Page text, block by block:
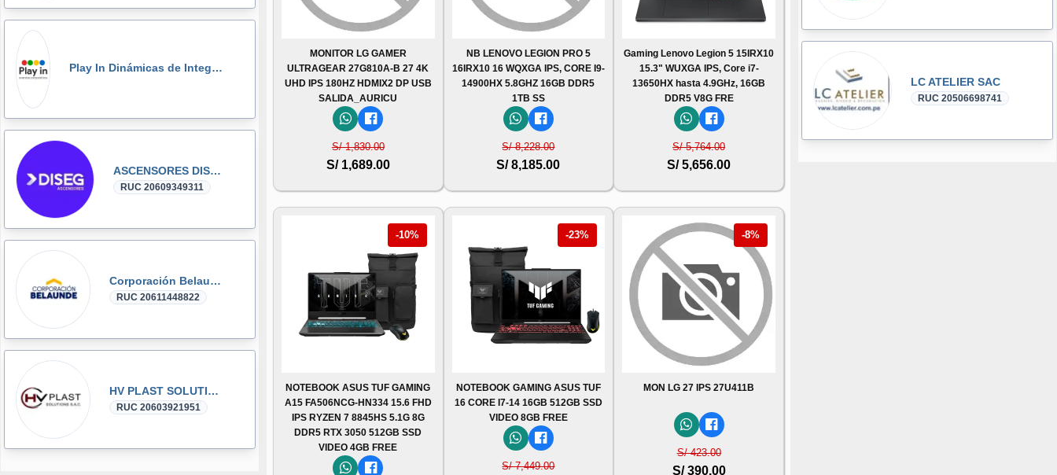
Play In Dinámicas de Integración, Gymkanas, Eventos Corporativos
ASCENSORES DISEG
RUC 20609349311
Corporación Belaunde
RUC 20611448822
HV PLAST SOLUTIONS
RUC 20603921951
MONITOR LG GAMER
ULTRAGEAR 27G810A-B 27 4K
UHD IPS 180HZ HDMIX2 DP USB
SALIDA_AURICU
S/ 1,830.00
S/ 1,689.00
NB LENOVO LEGION PRO 5
16IRX10 16 WQXGA IPS, CORE I9-
14900HX 5.8GHZ 16GB DDR5
1TB SS
S/ 8,228.00
S/ 8,185.00
Gaming Lenovo Legion 5 15IRX10
15.3" WUXGA IPS, Core i7-
13650HX hasta 4.9GHz, 16GB
DDR5 V8G FRE
S/ 5,764.00
S/ 5,656.00
-10%
NOTEBOOK ASUS TUF GAMING
A15 FA506NCG-HN334 15.6 FHD
IPS RYZEN 7 8845HS 5.1G 8G
DDR5 RTX 3050 512GB SSD
VIDEO 4GB FREE
-23%
NOTEBOOK GAMING ASUS TUF
16 CORE I7-14 16GB 512GB SSD
VIDEO 8GB FREE
S/ 7,449.00
-8%
MON LG 27 IPS 27U411B
S/ 423.00
S/ 390.00
LC ATELIER SAC
RUC 20506698741